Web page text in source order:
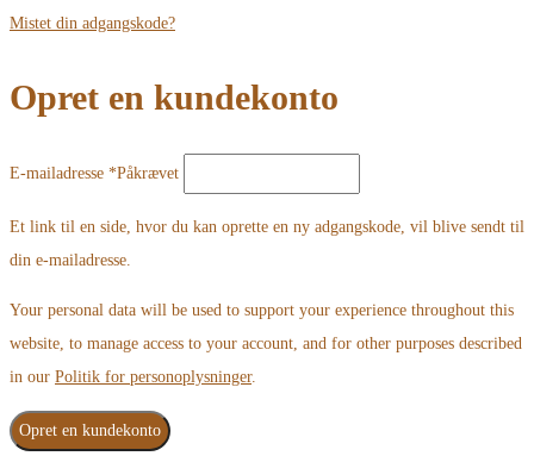
Mistet din adgangskode?
Opret en kundekonto
E-mailadresse *Påkrævet
Et link til en side, hvor du kan oprette en ny adgangskode, vil blive sendt til
din e-mailadresse.
Your personal data will be used to support your experience throughout this
website, to manage access to your account, and for other purposes described
in our Politik for personoplysninger.
Opret en kundekonto